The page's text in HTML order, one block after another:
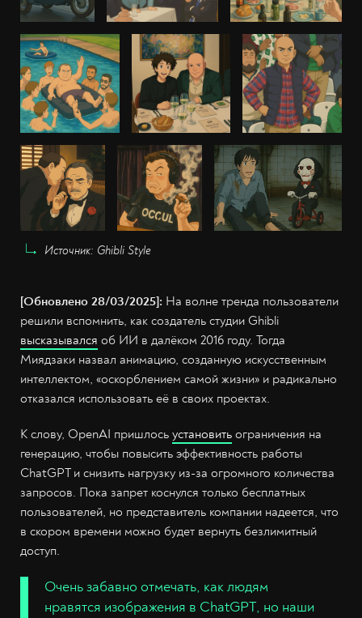
Источник: Ghibli Style
[Обновлено 28/03/2025]: На волне тренда пользователи
решили вспомнить, как создатель студии Ghibli
высказывался об ИИ в далёком 2016 году. Тогда
Миядзаки назвал анимацию, созданную искусственным
интеллектом, «оскорблением самой жизни» и радикально
отказался использовать её в своих проектах.
К слову, OpenAI пришлось установить ограничения на
генерацию, чтобы повысить эффективность работы
ChatGPT и снизить нагрузку из-за огромного количества
запросов. Пока запрет коснулся только бесплатных
пользователей, но представитель компании надеется, что
в скором времени можно будет вернуть безлимитный
доступ.
Очень забавно отмечать, как людям
нравятся изображения в ChatGPT, но наши